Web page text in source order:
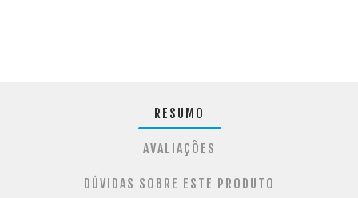
RESUMO
AVALIAÇÕES
DÚVIDAS SOBRE ESTE PRODUTO